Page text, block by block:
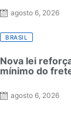
agosto 6, 2026
BRASIL
Nova lei
mínimo do
agosto 6, 2026